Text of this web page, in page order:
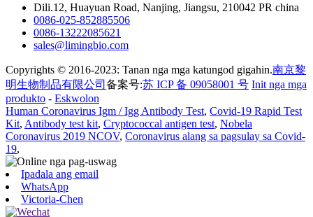
Dili.12, Huayuan Road, Nanjing, Jiangsu, 210042 PR china
0086-025-852885506
0086-13222085621
sales@limingbio.com
Copyrights © 2016-2023: Tanan nga mga katungod gigahin.南京黎
明生物制品有限公司 备案号:苏 ICP 备 09058001 号 Init nga mga
produkto - Eskwolon
Human Coronavirus Igm / Igg Antibody Test, Covid-19 Rapid Test
Kit, Antibody test kit, Cryptococcal antigen test, Nobela
Coronavirus 2019 NCOV, Coronavirus alang sa pagsulay sa Covid-
19,
Ipadala ang email
WhatsApp
Victoria-Chen